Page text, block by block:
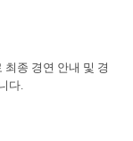
최종 경연 안내 및 경
다.